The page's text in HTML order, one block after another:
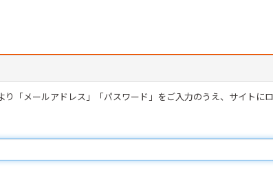
「メールアドレス」「パスワード」をご入力のうえ、サイトにロ